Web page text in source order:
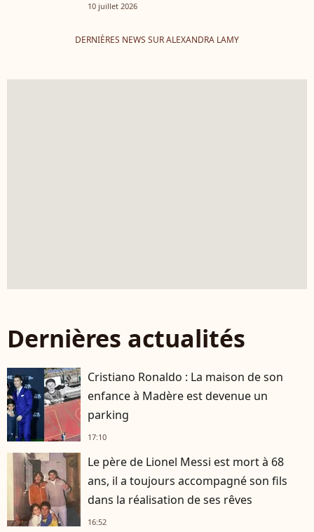
10 juillet 2026
DERNIÈRES NEWS SUR ALEXANDRA LAMY
Dernières actualités
Cristiano Ronaldo : La maison de son
enfance à Madère est devenue un
parking
17:10
Le père de Lionel Messi est mort à 68
ans, il a toujours accompagné son fils
dans la réalisation de ses rêves
16:52